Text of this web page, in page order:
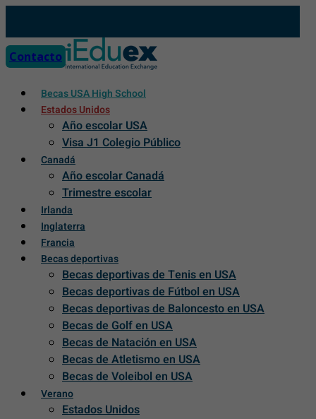
content
Contacto
Becas USA High School
Estados Unidos
Año escolar USA
Visa J1 Colegio Público
Canadá
Año escolar Canadá
Trimestre escolar
Irlanda
Inglaterra
Francia
Becas deportivas
Becas deportivas de Tenis en USA
Becas deportivas de Fútbol en USA
Becas deportivas de Baloncesto en USA
Becas de Golf en USA
Becas de Natación en USA
Becas de Atletismo en USA
Becas de Voleibol en USA
Verano
Estados Unidos